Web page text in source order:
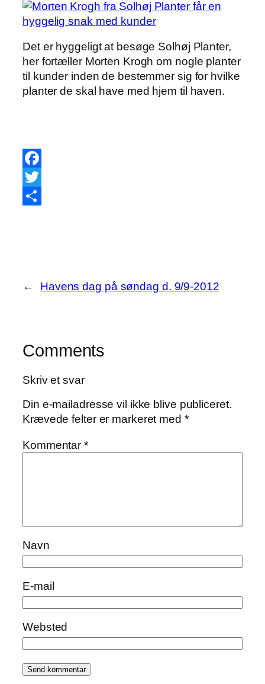
Det er hyggeligt at besøge Solhøj Planter,
her fortæller Morten Krogh om nogle planter
til kunder inden de bestemmer sig for hvilke
planter de skal have med hjem til haven.
Facebook
Twitter
← Havens dag på søndag d. 9/9-2012
Comments
Skriv et svar
Din e-mailadresse vil ikke blive publiceret.
Krævede felter er markeret med *
Kommentar*
Navn
E-mail
Websted